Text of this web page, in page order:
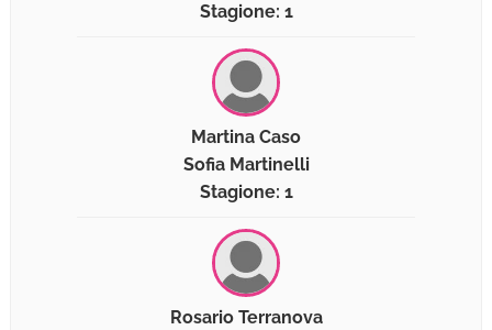
Stagione: 1
Martina Caso
Sofia Martinelli
Stagione: 1
Rosario Terranova